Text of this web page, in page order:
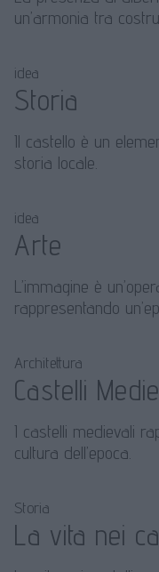
un’armonia tra
idea
Storia
Il castello è un
storia locale.
idea
Arte
L’immagine è
rappresentando
Architettura
Castelli
I castelli medievali
cultura dell’epoca.
Storia
La vita nei